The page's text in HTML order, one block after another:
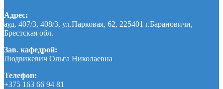
Адрес:
ауд. 407/3, 408/3, ул.Парковая, 62, 225401 г.Барановичи,
Брестская обл.
Зав. кафедрой:
Людвикевич Ольга Николаевна
Телефон:
+375 163 66 94 81